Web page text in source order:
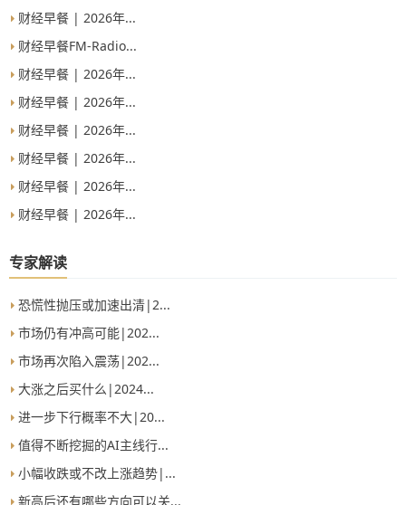
3%。总体上个股涨多跌少，全市场超4300只个股上涨。
财经早餐 | 2026年...
财经早餐FM-Radio...
财经早餐 | 2026年...
财经早餐 | 2026年...
财经早餐 | 2026年...
财经早餐 | 2026年...
财经早餐 | 2026年...
财经早餐 | 2026年...
专家解读
恐慌性抛压或加速出清|2...
市场仍有冲高可能|202...
市场再次陷入震荡|202...
大涨之后买什么|2024...
进一步下行概率不大|20...
值得不断挖掘的AI主线行...
小幅收跌或不改上涨趋势|...
新高后还有哪些方向可以关...